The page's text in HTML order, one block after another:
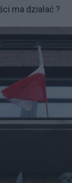
ma działać ?